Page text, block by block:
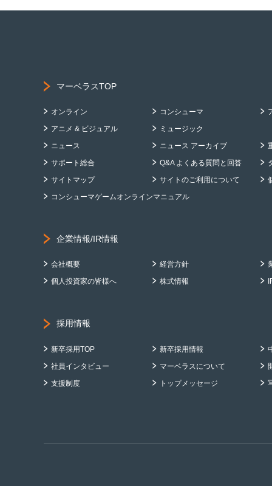
マーベラスTOP
オンライン コンシューマ
アニメ & ビジュアル
ミュージック
ニュース
ニュース アーカイブ
サポート総合
Q&A よくある質問と回答
サイトマップ
サイトのご利用について
コンシューマゲームオンラインマニュアル
企業情報/IR情報
会社概要 経営方針
個人投資家の皆様へ
株式情報
採用情報
新卒採用TOP 新卒採用情報
社員インタビュー
マーベラスについて
支援制度
トップメッセージ